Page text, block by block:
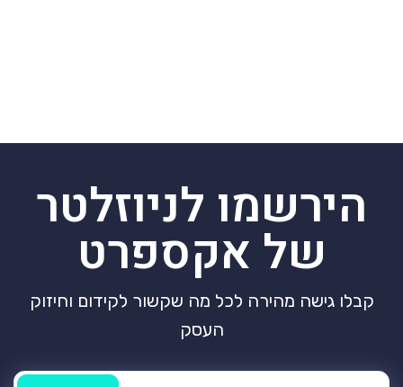
הירשמו לניוזלטר
של אקספרט
קבלו גישה מהירה לכל מה שקשור לקידום וחיזוק
העסק